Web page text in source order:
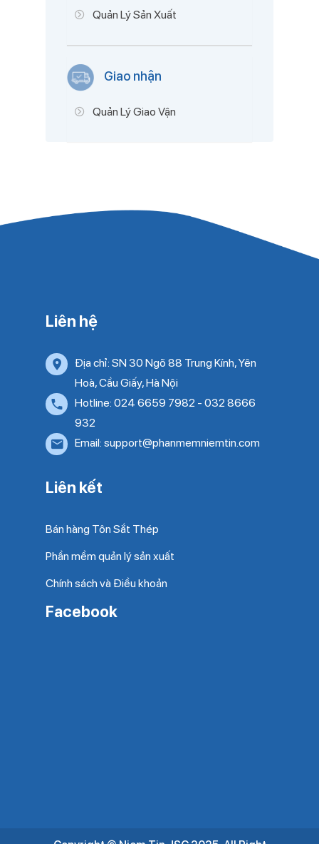
Quản Lý Sản Xuất
Giao nhận
Quản Lý Giao Vận
Liên hệ
Địa chỉ: SN 30 Ngõ 88 Trung Kính, Yên
Hoà, Cầu Giấy, Hà Nội
Hotline: 024 6659 7982 - 032 8666
932
Email: support@phanmemniemtin.com
Liên kết
Bán hàng Tôn Sắt Thép
Phần mềm quản lý sản xuất
Chính sách và Điều khoản
Facebook